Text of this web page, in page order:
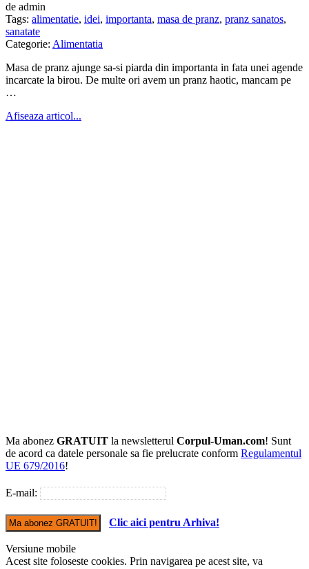
de admin
Tags: alimentatie, idei, importanta, masa de pranz, pranz sanatos,
sanatate
Categorie: Alimentatia
Masa de pranz ajunge sa-si piarda din importanta in fata unei agende
incarcate la birou. De multe ori avem un pranz haotic, mancam pe
…
Afiseaza articol...
Ma abonez GRATUIT la newsletterul Corpul-Uman.com! Sunt
de acord ca datele personale sa fie prelucrate conform Regulamentul
UE 679/2016!
E-mail:
Clic aici pentru Arhiva!
Versiune mobile
Acest site foloseste cookies. Prin navigarea pe acest site, va